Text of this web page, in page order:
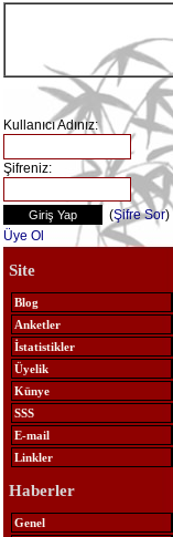
Kullanıcı Adınız:
Şifreniz:
(Şifre Sor)
Üye Ol
Site
Blog
Anketler
İstatistikler
Üyelik
Künye
SSS
E-mail
Linkler
Haberler
Genel